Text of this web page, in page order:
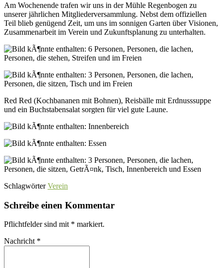
Am Wochenende trafen wir uns in der Mühle Regenbogen zu
unserer jährlichen Mitgliederversammlung. Nebst dem offiziellen
Teil blieb genügend Zeit, um uns im sonnigen Garten über Visionen,
Zusammenarbeit im Verein und Zukunftsplanung zu unterhalten.
Red Red (Kochbananen mit Bohnen), Reisbälle mit Erdnusssuppe
und ein Buchstabensalat sorgten für viel gute Laune.
Schlagwörter Verein
Schreibe einen Kommentar
Pflichtfelder sind mit * markiert.
Nachricht *